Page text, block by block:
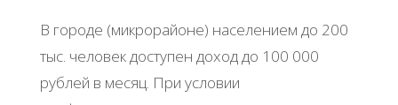
В городе (микрорайоне) населением до 200
тыс. человек доступен доход до 100 000
рублей в месяц. При условии